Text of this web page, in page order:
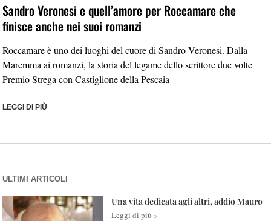
Sandro Veronesi e quell’amore per Roccamare che
finisce anche nei suoi romanzi
Roccamare è uno dei luoghi del cuore di Sandro Veronesi. Dalla
Maremma ai romanzi, la storia del legame dello scrittore due volte
Premio Strega con Castiglione della Pescaia
LEGGI DI PIÙ
ULTIMI ARTICOLI
Una vita dedicata agli altri, addio Mauro
Leggi di più »